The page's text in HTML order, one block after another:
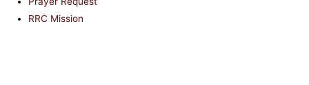
RRC Mission